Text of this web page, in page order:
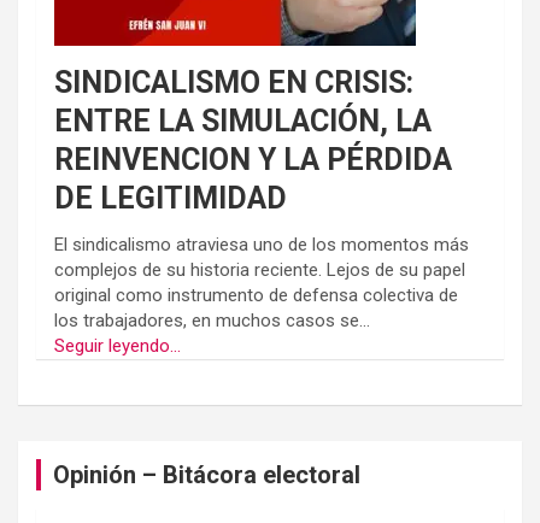
SINDICALISMO EN CRISIS:
ENTRE LA SIMULACIÓN, LA
REINVENCION Y LA PÉRDIDA
DE LEGITIMIDAD
El sindicalismo atraviesa uno de los momentos más
complejos de su historia reciente. Lejos de su papel
original como instrumento de defensa colectiva de
los trabajadores, en muchos casos se...
Seguir leyendo...
Opinión – Bitácora electoral